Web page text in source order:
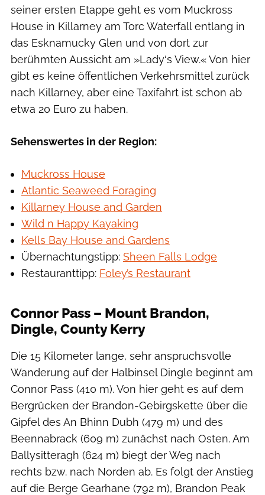
seiner ersten Etappe geht es vom Muckross
House in Killarney am Torc Waterfall entlang in
das Esknamucky Glen und von dort zur
berühmten Aussicht am »Lady‘s View.« Von hier
gibt es keine öffentlichen Verkehrsmittel zurück
nach Killarney, aber eine Taxifahrt ist schon ab
etwa 20 Euro zu haben.
Sehenswertes in der Region:
Muckross House
Atlantic Seaweed Foraging
Killarney House and Garden
Wild n Happy Kayaking
Kells Bay House and Gardens
Übernachtungstipp: Sheen Falls Lodge
Restauranttipp: Foley’s Restaurant
Connor Pass – Mount Brandon,
Dingle, County Kerry
Die 15 Kilometer lange, sehr anspruchsvolle
Wanderung auf der Halbinsel Dingle beginnt am
Connor Pass (410 m). Von hier geht es auf dem
Bergrücken der Brandon-Gebirgskette über die
Gipfel des An Bhinn Dubh (479 m) und des
Beennabrack (609 m) zunächst nach Osten. Am
Ballysitteragh (624 m) biegt der Weg nach
rechts bzw. nach Norden ab. Es folgt der Anstieg
auf die Berge Gearhane (792 m), Brandon Peak